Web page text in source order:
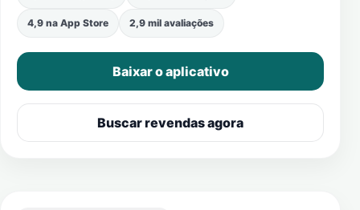
4,9 na App Store 2,9 mil avaliações
Baixar o aplicativo
Buscar revendas agora